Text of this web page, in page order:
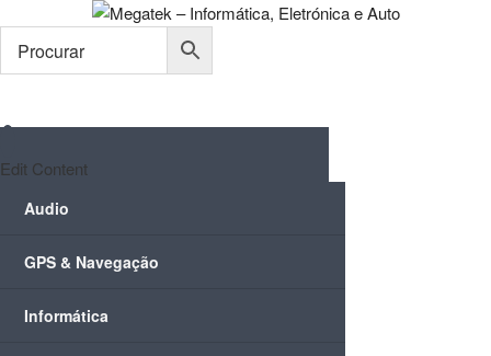
content
Edit Content
Audio
GPS & Navegação
Informática